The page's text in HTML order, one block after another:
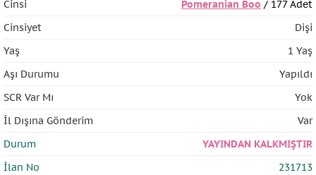
Cinsi Pomeranian Boo / 177 Adet
Cinsiyet
Dişi
Yaş
1 Yaş
Aşı Durumu
Yapıldı
SCR Var Mı
Yok
İl Dışına Gönderim
Var
Durum
YAYINDAN KALKMIŞTIR
İlan No
231713